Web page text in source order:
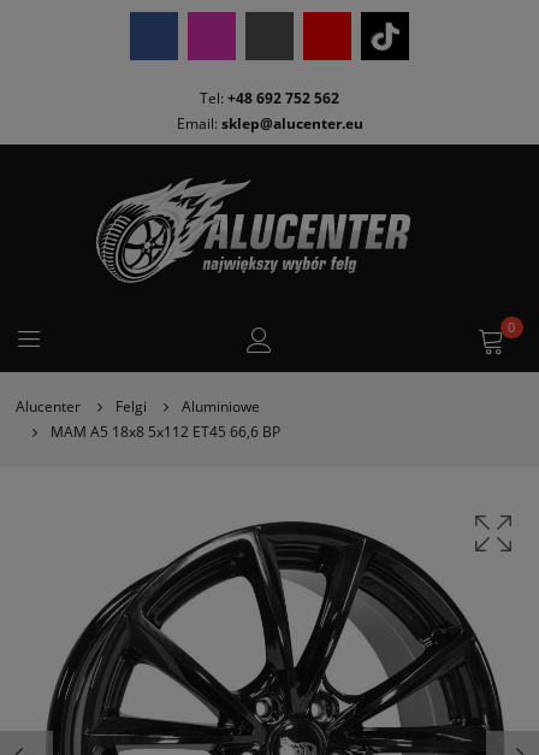
Tel: +48 692 752 562
Email: sklep@alucenter.eu
0
Alucenter Felgi
Aluminiowe
MAM A5 18x8 5x112 ET45 66,6 BP